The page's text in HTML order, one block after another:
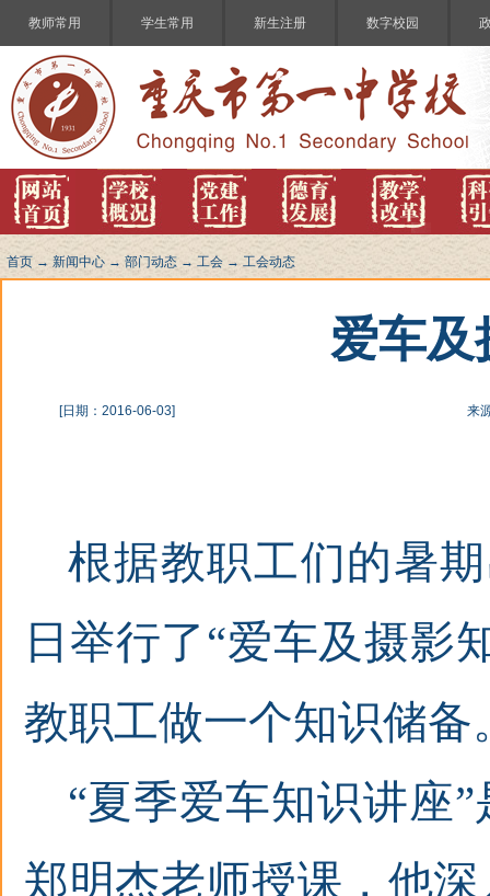
教师常用 学生常用 新生注册 数字校园
首页 → 新闻中心 → 部门动态 → 工会 → 工会动态
爱车及
[日期：2016-06-03] 来
根据教职工们的暑
日举行了“爱车及摄影
教职工做一个知识储备
“夏季爱车知识讲座
郑明杰老师授课，他